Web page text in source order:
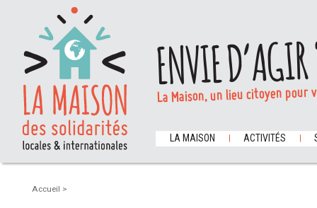
ENVIE
La Maison, un lieu citoyen
LA MAISON ACTIVITÉS
Accueil >